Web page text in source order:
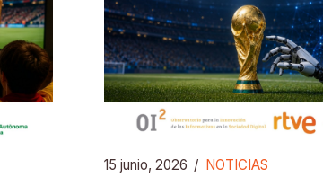
15 junio, 2026 / NOTICIAS